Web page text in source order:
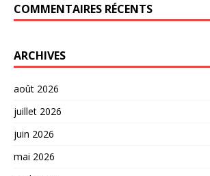
COMMENTAIRES RÉCENTS
ARCHIVES
août 2026
juillet 2026
juin 2026
mai 2026